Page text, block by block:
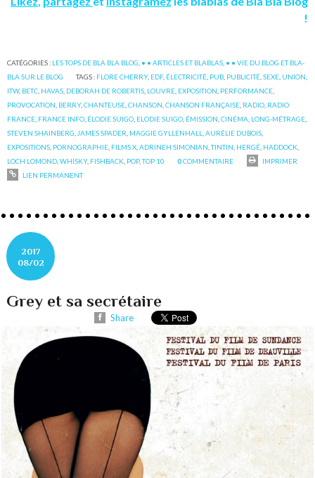
!
CATÉGORIES : LES TOPS DE BLA BLA BLOG • • ARTICLES ET BLABLAS • • VIE DU BLOG ET BLA-
BLA SUR LE BLOG
TAGS : FLORE CHERRY, EDF, ÉLECTRICITÉ PUB PUBLICITÉ ,SEXE UNION
ITW, BETC HAVAS DEBORAH DE ROBERTIS LOUVRE EXPOSITION PERFORMANCE
PROVOCATION BERRY,CHANTEUSE ,CHANSON ,CHANSON FRANÇAISE RADIO RADIO
FRANCE FRANCE INFO ÉLODIE SUIGO ELODIE SUIGO ÉMISSION ,CINÉMA LONG-MÉTRAGE
STEVEN SHAINBERG JAMES SPADER MAGGIE GYLLENHALL ,AURÉLIE DUBOIS
EXPOSITIONS PORNOGRAPHIE FILMS X ,ADRINEH SIMONIAN ,TINTIN HERGÉ HADDOCK
LOCH LOMOND ,WHISKY, FISHBACK POP,TOP 10 0COMMENTAIRE
IMPRIMER
LIEN PERMANENT
2017
08/02
Grey et sa secrétaire
Share